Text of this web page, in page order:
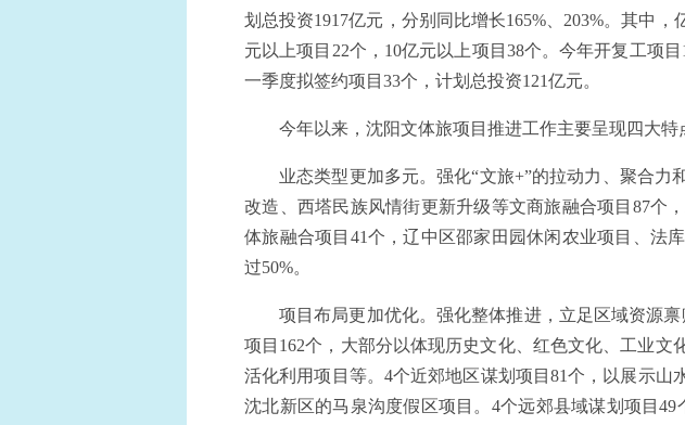
划总投资1917亿元，分别同比增长165%、203%。其中
元以上项目22个，10亿元以上项目38个。今年开复工项
一季度拟签约项目33个，计划总投资121亿元。
今年以来，沈阳文体旅项目推进工作主要呈现四大特
业态类型更加多元。强化“文旅+”的拉动力、聚合
改造、西塔民族风情街更新升级等文商旅融合项目87个
体旅融合项目41个，辽中区邵家田园休闲农业项目、法
过50%。
项目布局更加优化。强化整体推进，立足区域资源
项目162个，大部分以体现历史文化、红色文化、工业
活化利用项目等。4个近郊地区谋划项目81个，以展示山
沈北新区的马泉沟度假区项目。4个远郊县域谋划项目